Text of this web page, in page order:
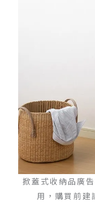
掀蓋式收納品廣
用，購買前